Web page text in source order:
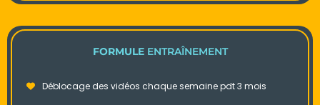
FORMULEENTRAÎNEMENT
Déblocage des vidéos chaque semaine pdt 3 mois